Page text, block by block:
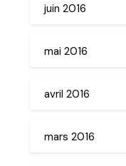
juin 2016
mai 2016
avril 2016
mars 2016